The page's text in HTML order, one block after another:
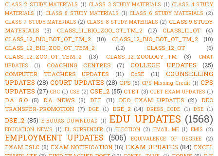
CLASS 2 STUDY MATERIALS (1) CLASS 3 STUDY MATERIALS (1) CLASS 4 STUDY
MATERIALS (1) CLASS 5 STUDY MATERIALS (1) CLASS 6 STUDY MATERIALS (2)
CLASS 7 STUDY MATERIALS (2) CLASS 8 STUDY MATERIALS (2) CLASS 9 STUDY
MATERIALS
(3) CLASS_11_BIO_ZOO_OT_TM_2 (12) CLASS_11_OT
(4)
CLASS_12_BIO_BOT_OT_EM_2
(10) CLASS_12_BIO_BOT_OT_TM_2
(10)
CLASS_12_BIO_ZOO_OT_TEM_2
(12) CLASS_12_OT
(6)
CLASS_12_ZOO_OT_TEM_2
(13) CLASS_12_ZOOLOGY_TM (3)
CMAT
UPDATES
(1) COACHING CENTRES (7) COLLEGE UPDATES (25)
COMPUTER TEACHERS UPDATES (11) CoSE (11)
COUNSELLING
UPDATES (28) COURT UPDATES (28) CPS (5) CPS Missing Credit (1) CPS
UPDATES (27) CRC (1) CSE (2) CSE_2 (55) CTET (3) CUET EXAM UPDATES (1)
D.A G.O (5) D.A NEWS (8) DEE (11) DEO EXAM UPDATES (21)
DEO
TRANSFER-PROMOTION (7) DGE (1) DGE_2 (14) DRESS_CODE (1) DSE (1)
DSE_2 (85) E-BOOKS DOWNLOAD (1) EDU UPDATES (1568)
EDUCATION NEWS (1) EL SURRENDER (1) ELECTION (2) EMAIL ME (1) EMIS (2)
EMPLOYMENT UPDATES (506) EQUIVALENCE OF DEGREE (2)
EXAM ESLC (8) EXAM NOTIFICATION (16) EXAM UPDATES (84) EXCEL